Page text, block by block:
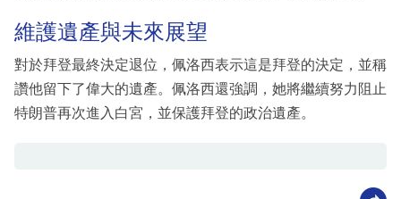
維護遺產與未來展望
對於拜登最終決定退位，佩洛西表示這是拜登的決定，並稱
讚他留下了偉大的遺產。佩洛西還強調，她將繼續努力阻止
特朗普再次進入白宮，並保護拜登的政治遺產。